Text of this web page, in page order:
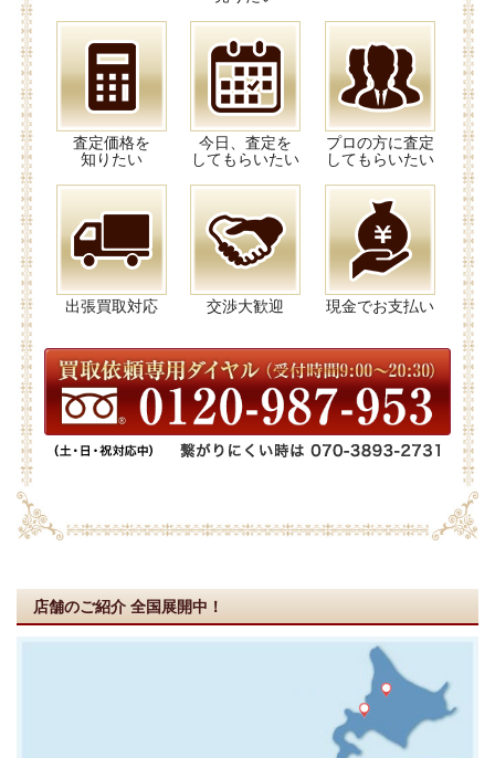
査定価格を
知りたい
今日、査定を
してもらいたい
プロの方に査定
してもらいたい
出張買取対応 交渉大歓迎 現金でお支払い
店舗のご紹介 全国展開中！